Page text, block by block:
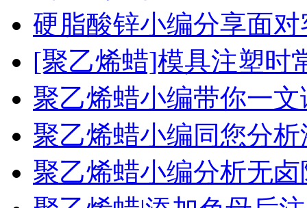
硬脂酸锌小编分享面
[聚乙烯蜡]模具注塑时
聚乙烯蜡小编带你一
聚乙烯蜡小编同您分
聚乙烯蜡小编分析无卤